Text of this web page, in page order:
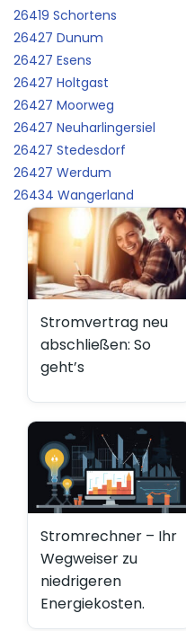
26419 Schortens
26427 Dunum
26427 Esens
26427 Holtgast
26427 Moorweg
26427 Neuharlingersiel
26427 Stedesdorf
26427 Werdum
26434 Wangerland
Stromvertrag neu
abschließen: So
geht’s
Stromrechner – Ihr
Wegweiser zu
niedrigeren
Energiekosten.